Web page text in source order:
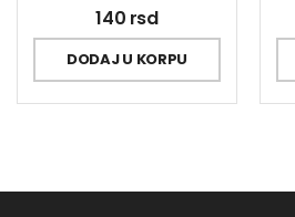
140 rsd
DODAJ U KORPU